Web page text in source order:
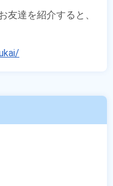
友達を紹介すると、